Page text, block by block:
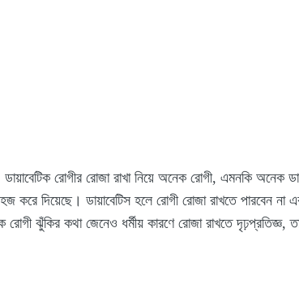
রোগীর রোজা রাখা নিয়ে অনেক রোগী, এমনকি অনেক
করে দিয়েছে। ডায়াবেটিস হলে রোগী রোজা রাখতে পারবেন না
রোগী ঝুঁকির কথা জেনেও ধর্মীয় কারণে রোজা রাখতে